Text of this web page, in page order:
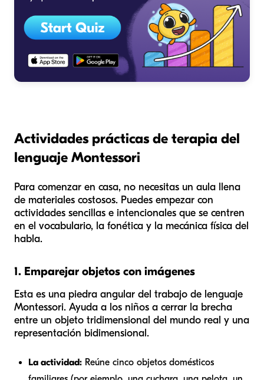
Actividades prácticas de terapia del
lenguaje Montessori
Para comenzar en casa, no necesitas un aula llena
de materiales costosos. Puedes empezar con
actividades sencillas e intencionales que se centren
en el vocabulario, la fonética y la mecánica física del
habla.
1. Emparejar objetos con imágenes
Esta es una piedra angular del trabajo de lenguaje
Montessori. Ayuda a los niños a cerrar la brecha
entre un objeto tridimensional del mundo real y una
representación bidimensional.
La actividad: Reúne cinco objetos domésticos